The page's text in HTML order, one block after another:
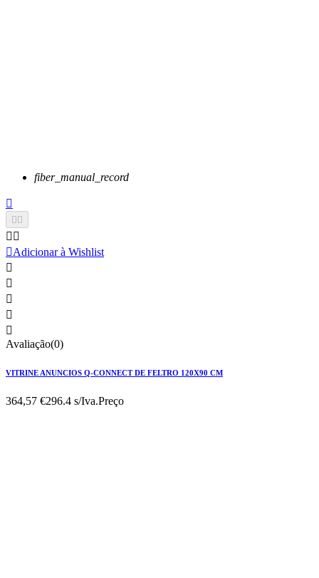
fiber_manual_record

 
 
Adicionar à Wishlist





Avaliação(0)
VITRINE ANUNCIOS Q-CONNECT DE FELTRO 120X90 CM
364,57 €296.4 s/Iva.Preço